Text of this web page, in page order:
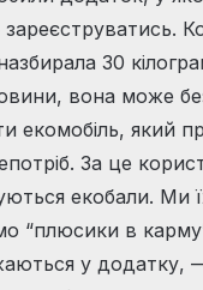
зареєструватись.
30
вона може
екомобіль, який
За це
екобали. Ми
“плюсики в
у додатку,